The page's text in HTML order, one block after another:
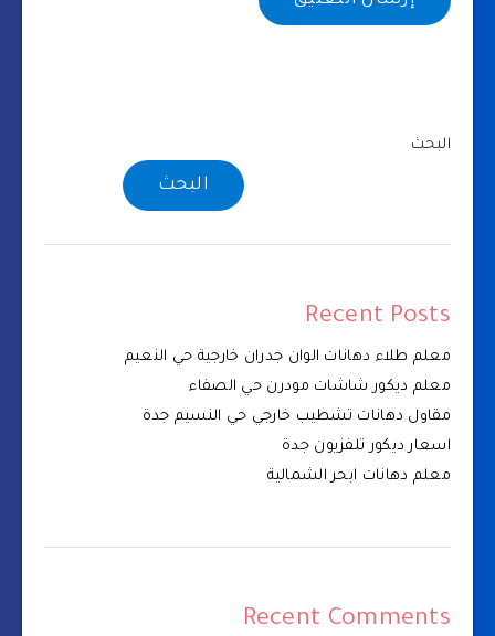
البحث
البحث
Recent Posts
معلم طلاء دهانات الوان جدران خارجية حي النعيم
معلم ديكور شاشات مودرن حي الصفاء
مقاول دهانات تشطيب خارجي حي النسيم جدة
اسعار ديكور تلفزيون جدة
معلم دهانات ابحر الشمالية
Recent Comments